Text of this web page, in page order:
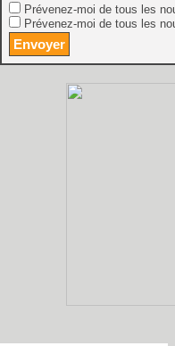
Prévenez-moi de tous les
Prévenez-moi de tous les